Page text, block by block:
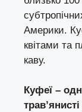
Америки.
квітами та
каву.
Куфеї –